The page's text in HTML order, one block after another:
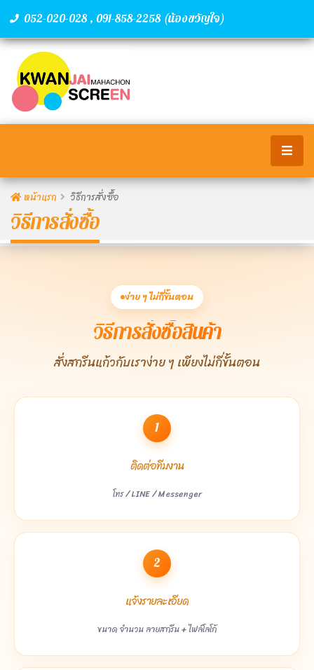
052-020-028 , 091-858-2258 (น้องขวัญใจ)
หน้าแรก วิธีการสั่งซื้อ
วิธีการสั่งซื้อ
ง่าย ๆ ไม่กี่ขั้นตอน
วิธีการสั่งซื้อสินค้า
สั่งสกรีนแก้วกับเราง่าย ๆ เพียงไม่กี่ขั้นตอน
1
ติดต่อทีมงาน
โทร / LINE / Messenger
2
แจ้งรายละเอียด
ขนาด จำนวน ลายสกรีน + ไฟล์โลโก้